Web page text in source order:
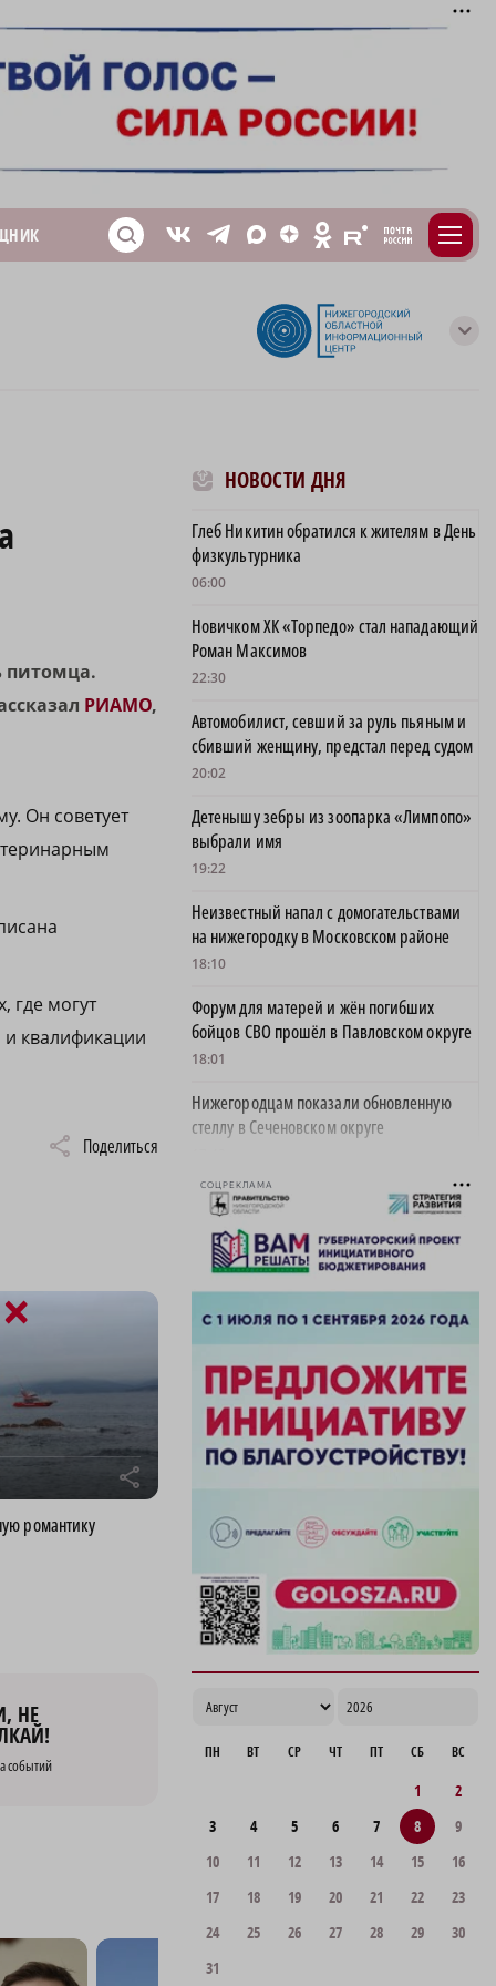
S V T X Z O E m
с
питомца.
РИАМО,
Он советует
где могут
и квалификации
Поделиться
r
романтику
НЕ
событий
×
НОВОСТИ ДНЯ
Глеб Никитин обратился к жителям в День
физкультурника
06:00
Новичком ХК «Торпедо» стал нападающий
Роман Максимов
22:30
Автомобилист, севший за руль пьяным и
сбивший женщину, предстал перед судом
20:02
Детенышу зебры из зоопарка «Лимпопо»
выбрали имя
19:22
Неизвестный напал с домогательствами
на нижегородку в Московском районе
18:10
Форум для матерей и жён погибших
бойцов СВО прошёл в Павловском округе
18:01
Нижегородцам показали обновленную
стеллу в Сеченовском округе
Исправительные работы получил
нижегородец с долгом по алиментам 700
тысяч рублей
17:37
Обращения пострадавших продавцов WB
рассмотрят на заседании оперштаба в
августе
17:21
Нижегородская область вошла в число
лидеров научно-популярного туризма
СОЦРЕКЛАМА
ПН ВТ СР ЧТ ПТ СБ ВС
1
2
3
4 5 6 7 8
9
10
11 12 13 14 15
16
17
18 19 20 21 22
23
24
25 26 27 28 29
30
31